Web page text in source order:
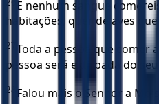
E nenhum sangue
habitações, quer de aves
27 Toda a pessoa que comer
pessoa será extirpada do
28 Falou mais o Senhor a